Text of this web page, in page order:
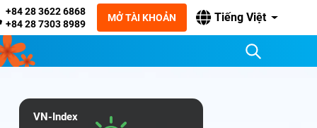
+84 28 3622 6868
+84 28 7303 8989
MỞ TÀI KHOẢN Tiếng Việt
VN-Index